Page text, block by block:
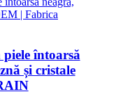
întoarsă
și cristale